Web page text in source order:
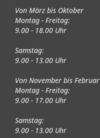
Von März bis Oktober
Montag - Freitag:
9.00 - 18.00 Uhr
Samstag:
9.00 - 13.00 Uhr
Von November bis Februar
Montag - Freitag:
9.00 - 17.00 Uhr
Samstag:
9.00 - 13.00 Uhr